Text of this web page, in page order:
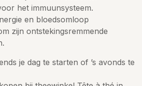
het immuunsysteem.
en bloedsomloop
zijn ontstekingsremmende
je dag te starten of ’s avonds te